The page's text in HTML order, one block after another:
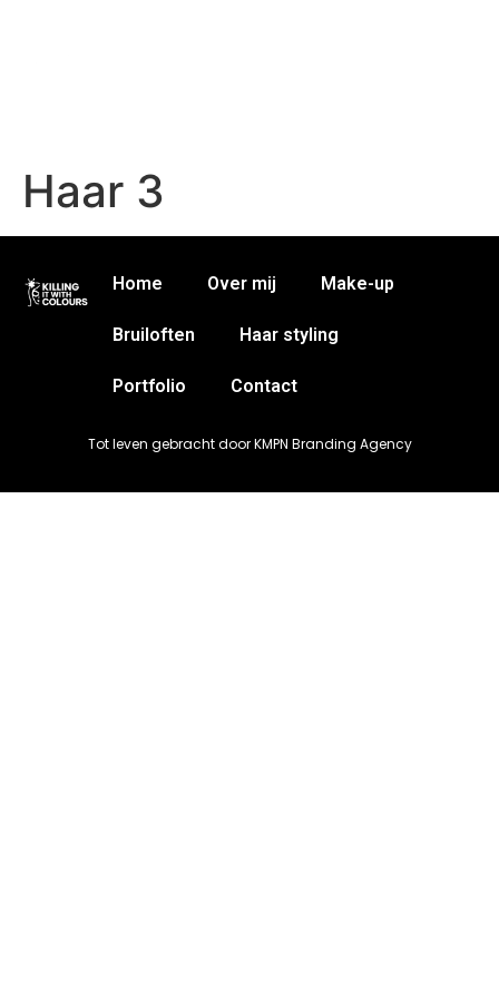
Haar 3
Home Over mij Make-up
Bruiloften Haar styling
Portfolio Contact
Tot leven gebracht door KMPN Branding Agency